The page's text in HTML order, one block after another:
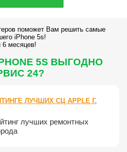
поможет Вам решить самые
iPhone 5s!
6 месяцев!
5S ВЫГОДНО
24?
ЛУЧШИХ СЦ APPLE Г.
лучших ремонтных